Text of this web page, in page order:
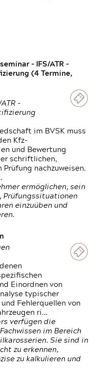
- IFS/ATR -
(4 Termine,
-
im BVSK muss
Kfz-
und Bewertung
schriftlichen,
nachzuweisen.
ermöglichen, sein
Prüfungssituationen
einzuüben und
Einordnen von
typischer
Fehlerquellen von
ri…
verfügen die
im Bereich
Sie sind in
zu erkennen,
zu kalkulieren und